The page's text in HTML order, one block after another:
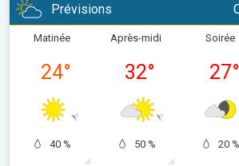
Prévisions
Matinée
24°
40 %
Après-midi
32°
50 %
Soirée
27°
20 %